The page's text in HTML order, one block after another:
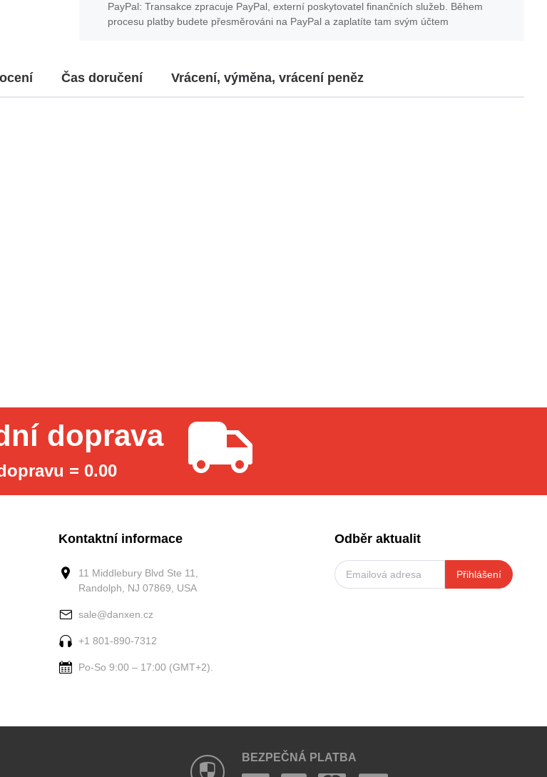
PayPal: Transakce zpracuje PayPal, externí poskytovatel finančních služeb. Během
procesu platby budete přesměrováni na PayPal a zaplatíte tam svým účtem
Čas doručení Vrácení, výměna, vrácení peněz
doprava
= 0.00
Kontaktní informace
11 Middlebury Blvd Ste 11,
Randolph, NJ 07869, USA
sale@danxen.cz
+1 801-890-7312
Po-So 9:00 – 17:00 (GMT+2).
Odběr aktualit
Přihlášení
BEZPEČNÁ PLATBA